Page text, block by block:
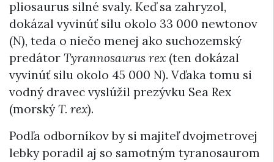
pliosaurus silné svaly. Keď sa zahryzol,
dokázal vyvinúť silu okolo 33 000 newtonov
(N), teda o niečo menej ako suchozemský
predátor Tyrannosaurus rex (ten dokázal
vyvinúť silu okolo 45 000 N). Vďaka tomu si
vodný dravec vyslúžil prezývku Sea Rex
(morskýT. rex).
Podľa odborníkov by si majiteľ dvojmetrovej
lebky poradil aj so samotným tyranosaurom